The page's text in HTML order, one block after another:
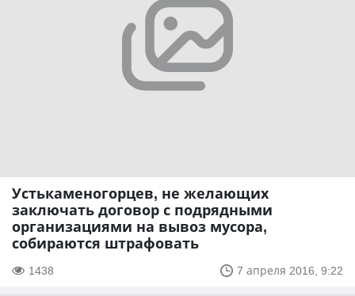
Устькаменогорцев, не желающих
заключать договор с подрядными
организациями на вывоз мусора,
собираются штрафовать
1438 7 апреля 2016, 9:22